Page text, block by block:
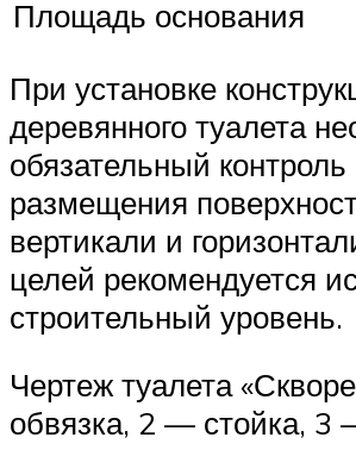
Площадь основания
При установке
деревянного туалета
обязательный контроль
размещения
вертикали и
целей рекомендуется
строительный уровень.
Чертеж туалета
обвязка, 2 — стойка, 3